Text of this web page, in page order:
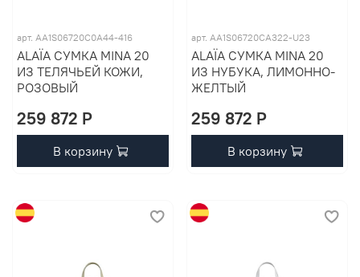
арт. AA1S06720C0A44-416
ALAÏA СУМКА MINA 20
ИЗ ТЕЛЯЧЬЕЙ КОЖИ,
РОЗОВЫЙ
259 872 P
В корзину
арт. AA1S06720CA322-U23
ALAÏA СУМКА MINA 20
ИЗ НУБУКА, ЛИМОННО-
ЖЕЛТЫЙ
259 872 P
В корзину